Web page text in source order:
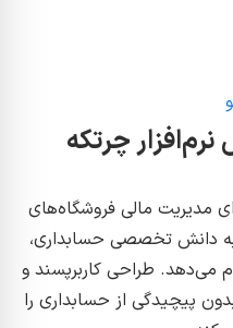
چرتکه
مدیریت مالی فروشگاه‌های
دانش تخصصی حسابداری،
می‌دهد. طراحی کاربرپسند و
پیچیدگی از حسابداری را